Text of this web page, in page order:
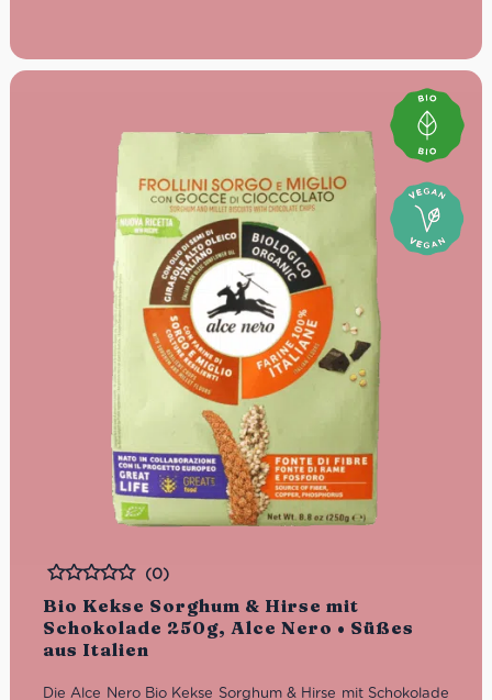
Bio-Zertifiziert, mit kurzen und natürlichen
Bio Kekse Sorghum & Hirse mit
Schokolade 250g, Alce Nero • Süßes
aus Italien
Bewertet
(0)
Die Alce Nero Bio Kekse Sorghum & Hirse mit Schokolade